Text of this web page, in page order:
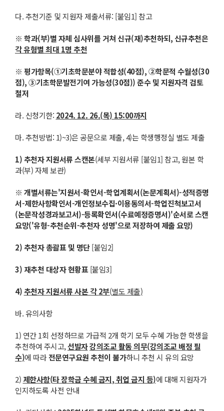
다. 추천기준 및 지원자 제출서류: [붙임1] 참고
※ 학과(부)별 자체 심사위를 거쳐 신규(재)추천하되, 신규추천은
각 유형별 최대 1명 추천
※ 평가항목(①기초학문분야 적합성(40점),②학문적 수월성(30
점),③기초학문발전기여 가능성(30점))준수 및 지원자격 검토
철저
라. 신청기한: 2024. 12. 26.(목) 15:00까지
마. 추천방법: 1)~3)은 공문으로 제출, 4)는 학생행정실 별도 제출
1)추천자 지원서류 스캔본(세부 지원서류 [붙임1] 참고, 원본 학
과(부) 자체 보관)
※ 개별서류는'지원서-확인서-학업계획서(논문계획서)-성적증명
서-제한사항확인서-개인정보수집·이용동의서-학업진척보고서
(논문작성경과보고서)-등록확인서(수료예정증명서)'순서로 스캔
요망('유형-추천순위-추천자 성명'으로 저장하여 제출 요망)
2)추천자 총괄표 및 명단[붙임2]
3) 재추천 대상자 현황표[붙임3]
4)추천자 지원서류 사본 각2부(별도 제출)
바. 유의사항
1) 연간 1회 선정하므로 가급적 2개 학기 모두 수혜 가능한 학생을
추천하여 주시고,선발자강의조교 활동 의무(강의조교 배정 필
수)에 따라전문연구요원 추천이 불가하니 추천 시 유의 요망
2) 제한사항(타 장학금 수혜 금지,취업 금지 등)에 대해 지원자가
인지하도록 사전 안내